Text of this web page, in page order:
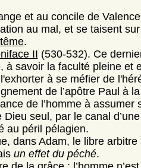
et au concile de
au mal, et se taisent
.
II (530-532). Ce
à savoir la faculté pleine
à se méfier de
de l’apôtre Paul à
de l’homme à
seul, par le canal
au péril pélagien.
dans Adam, le libre arbitre
un effet du péché.